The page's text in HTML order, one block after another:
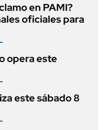
en PAMI?
oficiales para
opera este
este sábado 8